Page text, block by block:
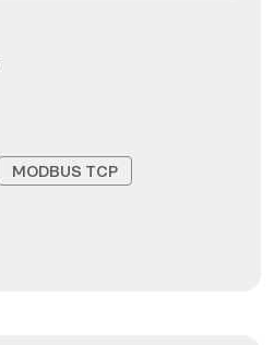
MODBUS TCP